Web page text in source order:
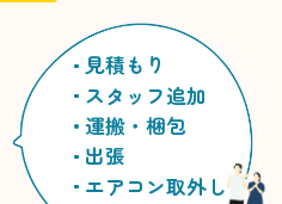
見積もり
スタッフ追加
運搬・梱包
出張
エアコン取外し